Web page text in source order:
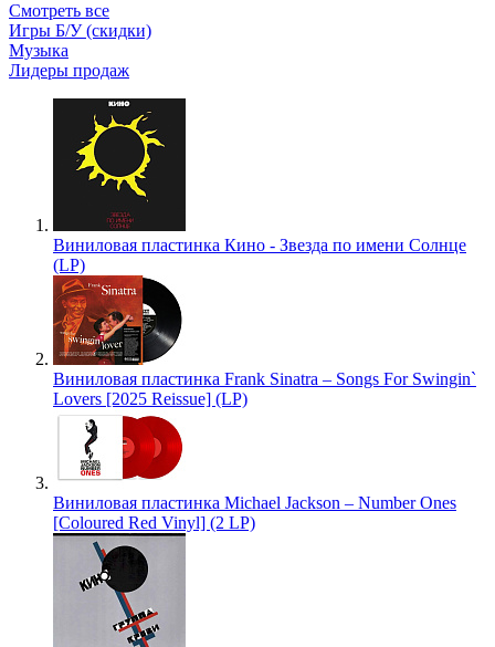
Смотреть все
Игры Б/У (скидки)
Музыка
Лидеры продаж
Виниловая пластинка Кино - Звезда по имени Солнце
(LP)
Виниловая пластинка Frank Sinatra – Songs For Swingin`
Lovers [2025 Reissue] (LP)
Виниловая пластинка Michael Jackson – Number Ones
[Coloured Red Vinyl] (2 LP)